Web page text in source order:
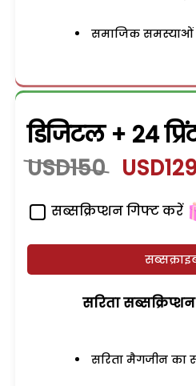
समाजिक
डिजिटल + 24
USD150 USD129
सब्सक्रिप्शन गिफ्ट करें
सरिता
सरिता मैगजीन का